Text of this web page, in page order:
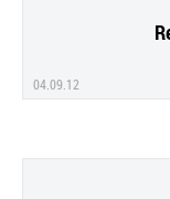
04.09.12